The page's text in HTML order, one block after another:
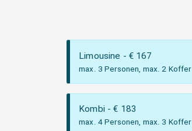
Limousine - € 167
max. 3 Personen, max. 2 Koffer
Kombi - € 183
max. 4 Personen, max. 3 Koffer